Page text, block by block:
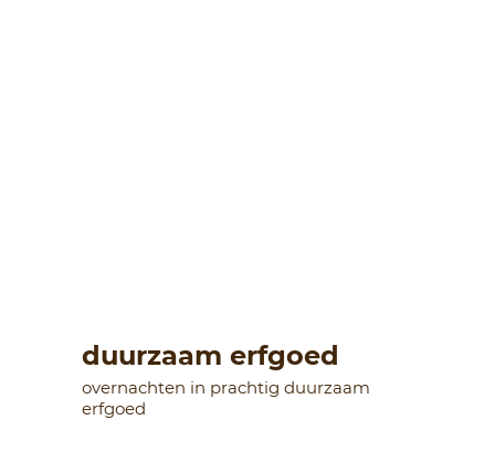
duurzaam erfgoed
overnachten in prachtig duurzaam
erfgoed